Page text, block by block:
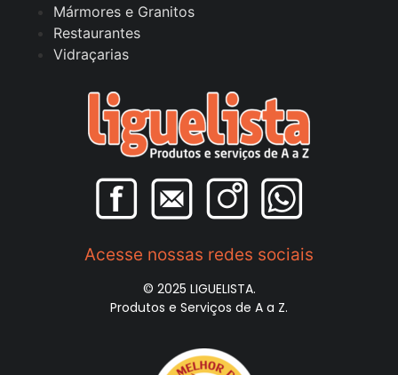
Mármores e Granitos
Restaurantes
Vidraçarias
Acesse nossas redes sociais
© 2025 LIGUELISTA.
Produtos e Serviços de A a Z.